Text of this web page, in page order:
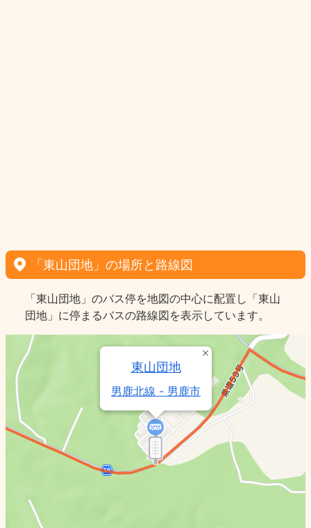
「東山団地」の場所と路線図
「東山団地」のバス停を地図の中心に配置し「東山
団地」に停まるバスの路線図を表示しています。
東山団地
男鹿北線 - 男鹿市